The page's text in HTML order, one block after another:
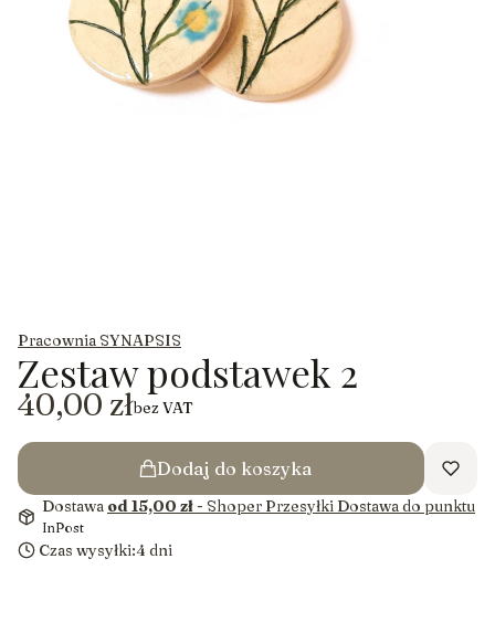
Pracownia SYNAPSIS
Zestaw podstawek 2
Cena
40,00 złbez VAT
Dodaj do koszyka
Dostawa od 15,00 zł - Shoper Przesyłki Dostawa do punktu
InPost
Czas wysyłki:4 dni